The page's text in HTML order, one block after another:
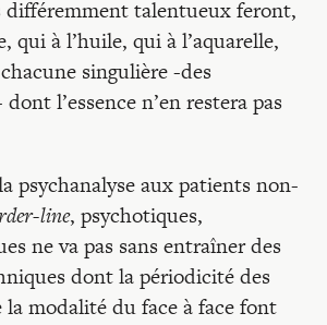
différemment talentueux feront,
qui à l’huile, qui à l’aquarelle,
singulière -des
l’essence n’en restera pas
psychanalyse aux patients non-
line, psychotiques,
ne va pas sans entraîner des
dont la périodicité des
la modalité du face à face font